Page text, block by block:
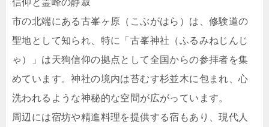
信仰と霊峰の静寂
市の北端にある古峯ヶ原（こぶがはら）は、修験道の
聖地として知られ、特に「古峯神社（ふるみねじんじ
ゃ）」は天狗信仰の拠点として全国からの参拝者を集
めています。神社の境内は苔むす杉並木に包まれ、心
洗われるような神秘的な空間が広がっています。
周辺には宿坊や精進料理を提供する宿もあり、現代人